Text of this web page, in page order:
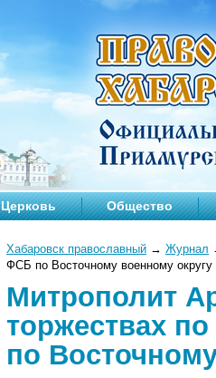
Церковь Общество
Хабаровск православный → Журнал
ФСБ по Восточному военному округу
Митрополит
торжествах
по